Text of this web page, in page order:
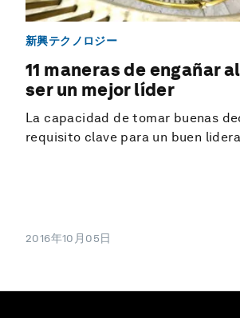
新興テクノロジー
11 maneras de engañar
ser un mejor líder
La capacidad de tomar buenas
requisito clave para un buen
2016年10月05日